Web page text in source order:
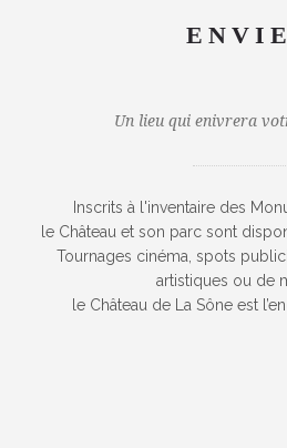
Un lieu qui enivrera
Inscrits à l'inventaire des
le Château et son parc sont
Tournages cinéma, spots
artistiques ou de
le Château de La Sône est